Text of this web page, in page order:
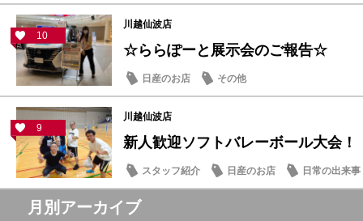
10
川越仙波店
☆ららぽーと展示会のご報告☆
日産のお店 その他
9
川越仙波店
新人歓迎ソフトバレーボール大会！
スタッフ紹介 日産のお店 日常の出来事
月別アーカイブ